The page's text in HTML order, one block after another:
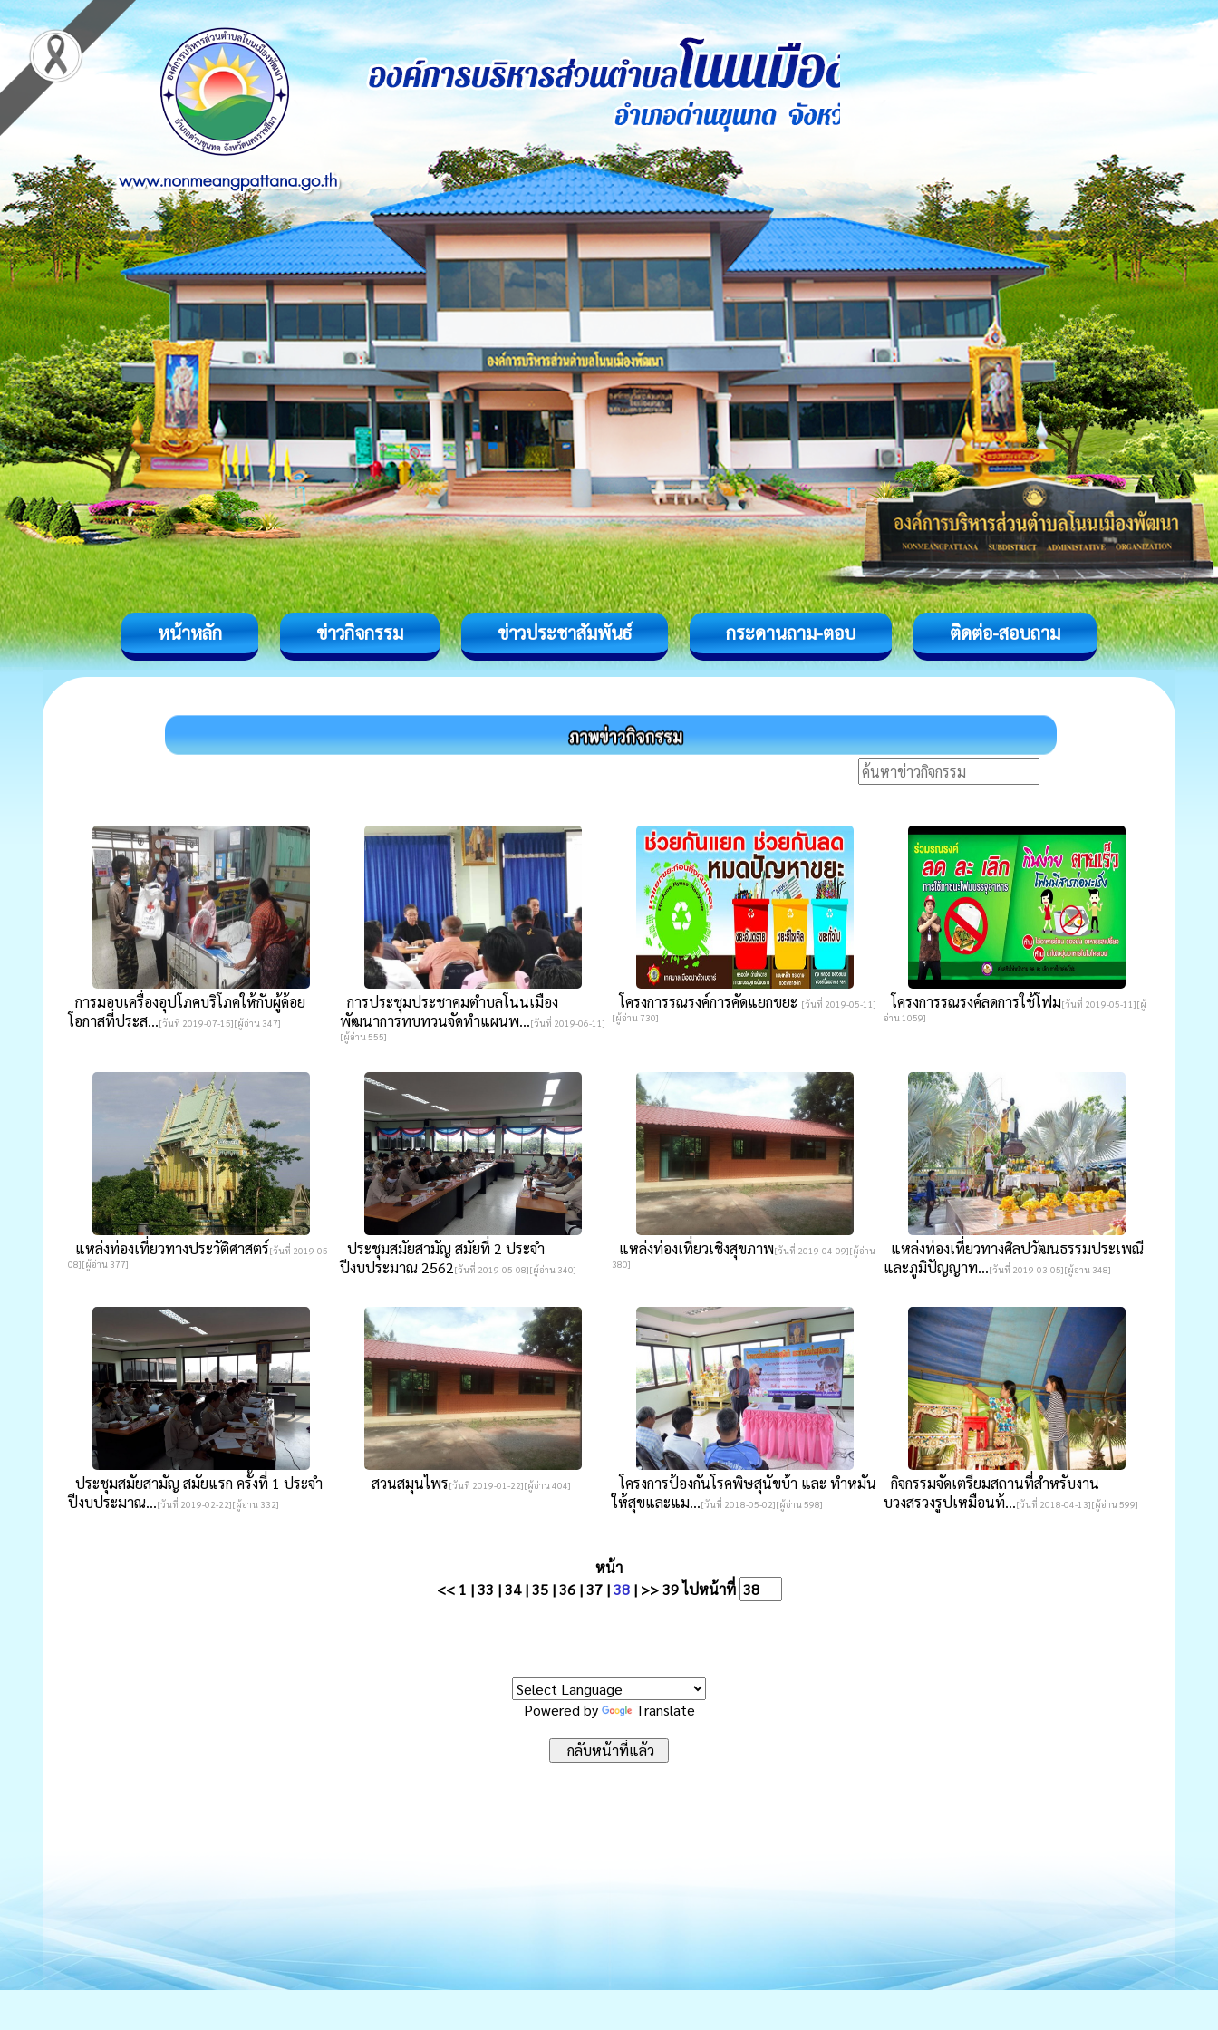
หน้าหลัก ข่าวกิจกรรม ข่าวประชาสัมพันธ์ กระดานถาม-ตอบ ติดต่อ-สอบถาม
การมอบเครื่องอุปโภคบริโภคให้กับผู้ด้อย
โอกาสที่ประส...[วันที่ 2019-07-15][ผู้อ่าน 347]
การประชุมประชาคมตำบลโนนเมือง
พัฒนาการทบทวนจัดทำแผนพ...[วันที่ 2019-06-11]
[ผู้อ่าน 555]
โครงการรณรงค์การคัดแยกขยะ [วันที่ 2019-05-11]
[ผู้อ่าน 730]
โครงการรณรงค์ลดการใช้โฟม[วันที่ 2019-05-11][ผู้
อ่าน 1059]
แหล่งท่องเที่ยวทางประวัติศาสตร์[วันที่ 2019-05-
08][ผู้อ่าน 377]
ประชุมสมัยสามัญ สมัยที่ 2 ประจำ
ปีงบประมาณ 2562 [วันที่ 2019-05-08][ผู้อ่าน 340]
แหล่งท่องเที่ยวเชิงสุขภาพ[วันที่ 2019-04-09][ผู้อ่าน
380]
แหล่งท่องเที่ยวทางศิลปวัฒนธรรมประเพณี
และภูมิปัญญาท...[วันที่ 2019-03-05][ผู้อ่าน 348]
ประชุมสมัยสามัญ สมัยแรก ครั้งที่ 1 ประจำ
ปีงบประมาณ...[วันที่ 2019-02-22][ผู้อ่าน 332]
สวนสมุนไพร[วันที่ 2019-01-22][ผู้อ่าน 404]
โครงการป้องกันโรคพิษสุนัขบ้า และ ทำหมัน
ให้สุขและแม...[วันที่ 2018-05-02][ผู้อ่าน 598]
กิจกรรมจัดเตรียมสถานที่สำหรับงาน
บวงสรวงรูปเหมือนท้...[วันที่ 2018-04-13][ผู้อ่าน 599]
หน้า
<< 1 |33 |34|35|36|37|38| >> 39ไปหน้าที่
Powered by Translate